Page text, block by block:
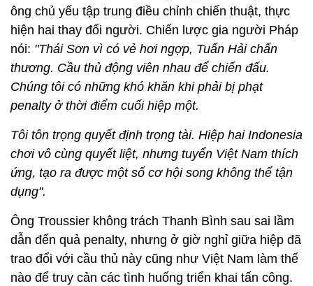
ông chủ yếu tập trung điều chỉnh chiến thuật, thực
hiện hai thay đổi người. Chiến lược gia người Pháp
nói: "Thái Sơn vì có vẻ hơi ngợp, Tuấn Hải chấn
thương. Cầu thủ động viên nhau để chiến đấu.
Chúng tôi có những khó khăn khi phải bị phạt
penalty ở thời điểm cuối hiệp một.
Tôi tôn trọng quyết định trọng tài. Hiệp hai Indonesia
chơi vô cùng quyết liệt, nhưng tuyển Việt Nam thích
ứng, tạo ra được một số cơ hội song không thể tận
dụng".
Ông Troussier không trách Thanh Bình sau sai lầm
dẫn đến quả penalty, nhưng ở giờ nghỉ giữa hiệp đã
trao đổi với cầu thủ này cũng như Việt Nam làm thế
nào để truy cản các tình huống triển khai tấn công.